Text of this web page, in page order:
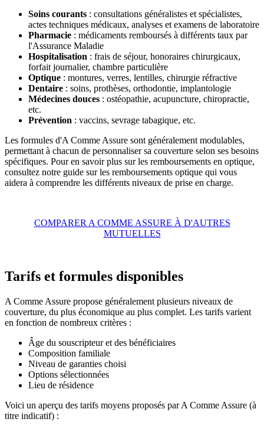
Soins courants : consultations généralistes et spécialistes,
actes techniques médicaux, analyses et examens de laboratoire
Pharmacie : médicaments remboursés à différents taux par
l'Assurance Maladie
Hospitalisation : frais de séjour, honoraires chirurgicaux,
forfait journalier, chambre particulière
Optique : montures, verres, lentilles, chirurgie réfractive
Dentaire : soins, prothèses, orthodontie, implantologie
Médecines douces : ostéopathie, acupuncture, chiropractie,
etc.
Prévention : vaccins, sevrage tabagique, etc.
Les formules d'A Comme Assure sont généralement modulables,
permettant à chacun de personnaliser sa couverture selon ses besoins
spécifiques. Pour en savoir plus sur les remboursements en optique,
consultez notre guide sur les remboursements optique qui vous
aidera à comprendre les différents niveaux de prise en charge.
COMPARER A COMME ASSURE À D'AUTRES
MUTUELLES
Tarifs et formules disponibles
A Comme Assure propose généralement plusieurs niveaux de
couverture, du plus économique au plus complet. Les tarifs varient
en fonction de nombreux critères :
Âge du souscripteur et des bénéficiaires
Composition familiale
Niveau de garanties choisi
Options sélectionnées
Lieu de résidence
Voici un aperçu des tarifs moyens proposés par A Comme Assure (à
titre indicatif) :